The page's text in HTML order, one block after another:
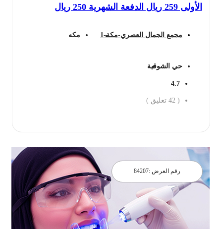
الأولى 259 ريال الدفعة الشهرية 250 ريال
مجمع الجمال العصري-مكة-1 مكه
حي الشوقية
4.7
42 تعليق )
رقم العرض : 84207